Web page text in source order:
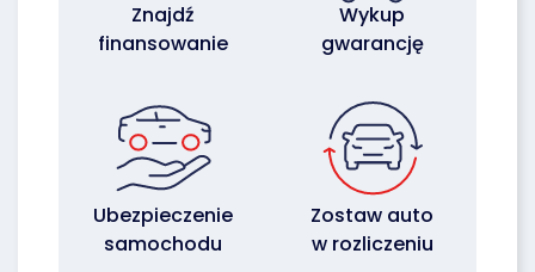
Znajdź
finansowanie
Wykup
gwarancję
Ubezpieczenie
samochodu
Zostaw auto
w rozliczeniu